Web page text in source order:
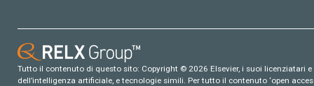
Tutto il contenuto di questo sito: Copyright © 2026 Elsevier, i suoi
dell’intelligenza artificiale, e tecnologie simili. Per tutto il contenuto ‘open